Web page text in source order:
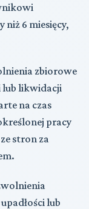
niż 6 miesięcy,
zbiorowe
lub likwidacji
na czas
pracy
stron za
lub